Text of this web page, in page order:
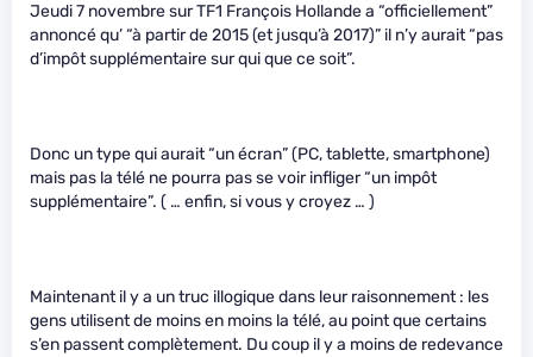
Jeudi 7 novembre sur TF1 François Hollande a “officiellement”
annoncé qu’ “à partir de 2015 (et jusqu’à 2017)” il n’y aurait “pas
d’impôt supplémentaire sur qui que ce soit”.
Donc un type qui aurait “un écran” (PC, tablette, smartphone)
mais pas la télé ne pourra pas se voir infliger “un impôt
supplémentaire”. ( … enfin, si vous y croyez … )
Maintenant il y a un truc illogique dans leur raisonnement : les
gens utilisent de moins en moins la télé, au point que certains
s’en passent complètement. Du coup il y a moins de redevance